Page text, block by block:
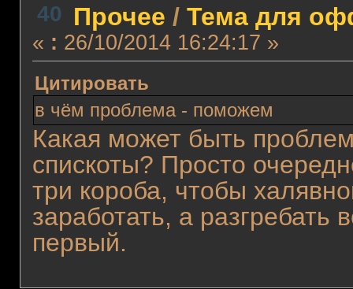
40 Прочее / Тема для
« : 26/10/2014 16:24:17 »
Цитировать
в чём проблема - поможем
Какая может быть
спискоты? Просто
три короба, чтобы
заработать, а разгребать
первый.